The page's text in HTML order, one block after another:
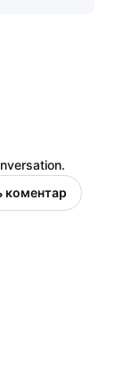
коментар